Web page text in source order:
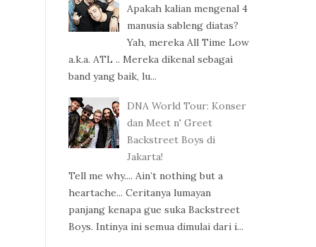
Apakah kalian mengenal 4
manusia sableng diatas?
Yah, mereka All Time Low
a.k.a. ATL .. Mereka dikenal sebagai
band yang baik, lu...
DNA World Tour: Konser
dan Meet n' Greet
Backstreet Boys di
Jakarta!
Tell me why.... Ain’t nothing but a
heartache... Ceritanya lumayan
panjang kenapa gue suka Backstreet
Boys. Intinya ini semua dimulai dari i...